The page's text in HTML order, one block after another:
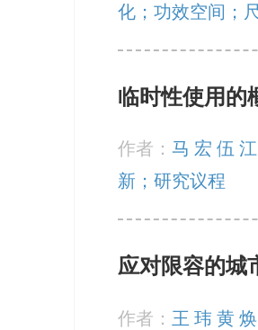
化；功效空间；
临时性使用的
作者： 马 宏 伍 江
新；研究议程
应对限容的城
作者： 王 玮 黄